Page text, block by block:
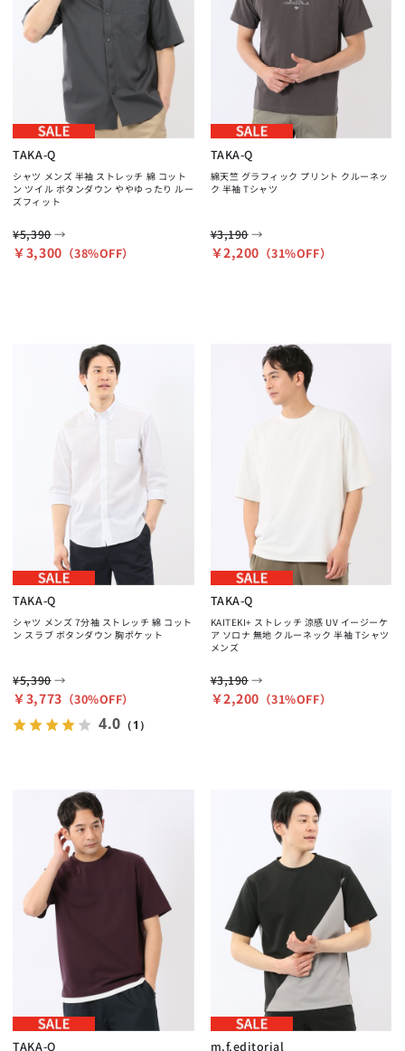
TAKA-Q
シャツ メンズ 半袖 ストレッチ 綿 コット
ン ツイル ボタンダウン ややゆったり ルー
ズフィット
¥5,390 →
￥3,300 （38%OFF）
TAKA-Q
綿天竺 グラフィック プリント クルーネッ
ク 半袖 Tシャツ
¥3,190 →
￥2,200 （31%OFF）
TAKA-Q
シャツ メンズ 7分袖 ストレッチ 綿 コット
ン スラブ ボタンダウン 胸ポケット
¥5,390 →
￥3,773 （30%OFF）
4.0 （1）
TAKA-Q
KAITEKI+ ストレッチ 涼感 UV イージーケ
ア ソロナ 無地 クルーネック 半袖 Tシャツ
メンズ
¥3,190 →
￥2,200 （31%OFF）
TAKA-Q m.f.editorial